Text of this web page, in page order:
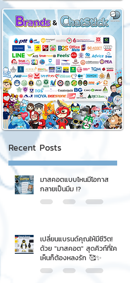
Recent Posts
มาสคอตแบบไหนมีโอกาส
กลายเป็นมีม !?
เปลี่ยนแบรนด์คุณให้มีชีวิต!
ด้วย "มาสคอต" สุดคิวท์ที่ใคร
เห็นก็ต้องหลงรัก 🥰✨